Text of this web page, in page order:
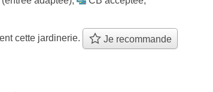
cette jardinerie. Je recommande